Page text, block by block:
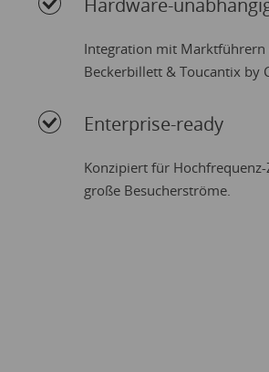
Hardware-
Integration mit Marktführern
Beckerbillett & Toucantix by
Enterprise-ready
Konzipiert für
große Besucherströme.